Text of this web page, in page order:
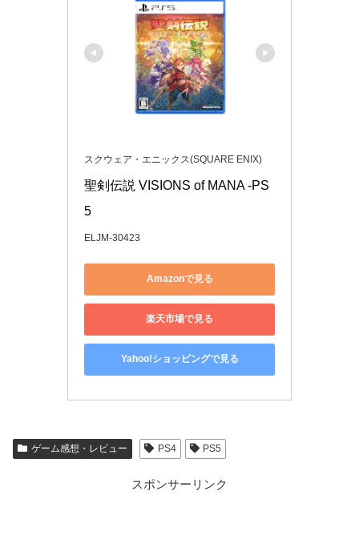
スクウェア・エニックス(SQUARE ENIX)
聖剣伝説 VISIONS of MANA -PS
5
ELJM-30423
Amazonで見る
楽天市場で見る
Yahoo!ショッピングで見る
ゲーム感想・レビュー PS4 PS5
スポンサーリンク